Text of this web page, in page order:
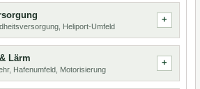
Heliport-Umfeld
Lärm
Hafenumfeld, Motorisierung